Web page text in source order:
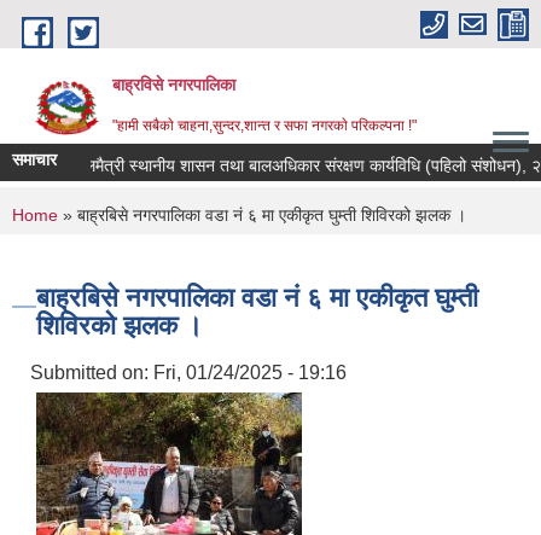
Skip to main content
बाह्रविसे नगरपालिका
"हामी सबैकाे चाहना,सुन्दर,शान्त र सफा नगरकाे परिकल्पना !"
समाचारबालमैत्री स्थानीय शासन तथा बालअधिकार संरक्षण कार्यविधि (पहिलो संशोधन), २०८३
You are here
Home » बाह्रबिसे नगरपालिका वडा नं ६ मा एकीकृत घुम्ती शिविरको झलक ।
बाह्रबिसे नगरपालिका वडा नं ६ मा एकीकृत घुम्ती
शिविरको झलक ।
Submitted on: Fri, 01/24/2025 - 19:16